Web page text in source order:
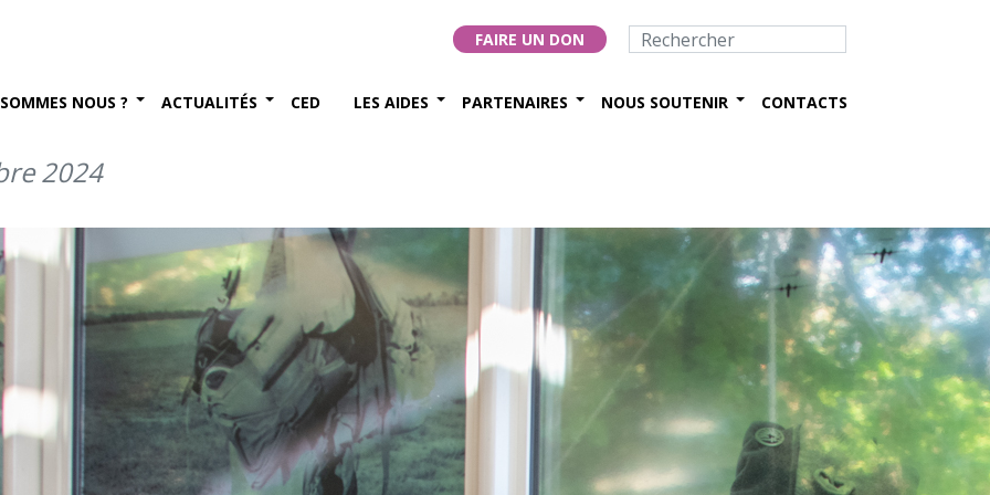
FAIRE UN DON
NOUS ? ACTUALITÉS CED LES AIDES PARTENAIRES NOUS SOUTENIR CONTACTS
de soutien de la
Bayonne-Dax ! (octobre
2024